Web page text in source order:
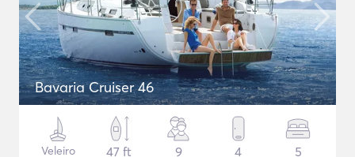
Bavaria Cruiser 46
Veleiro
47 ft
9 4 5